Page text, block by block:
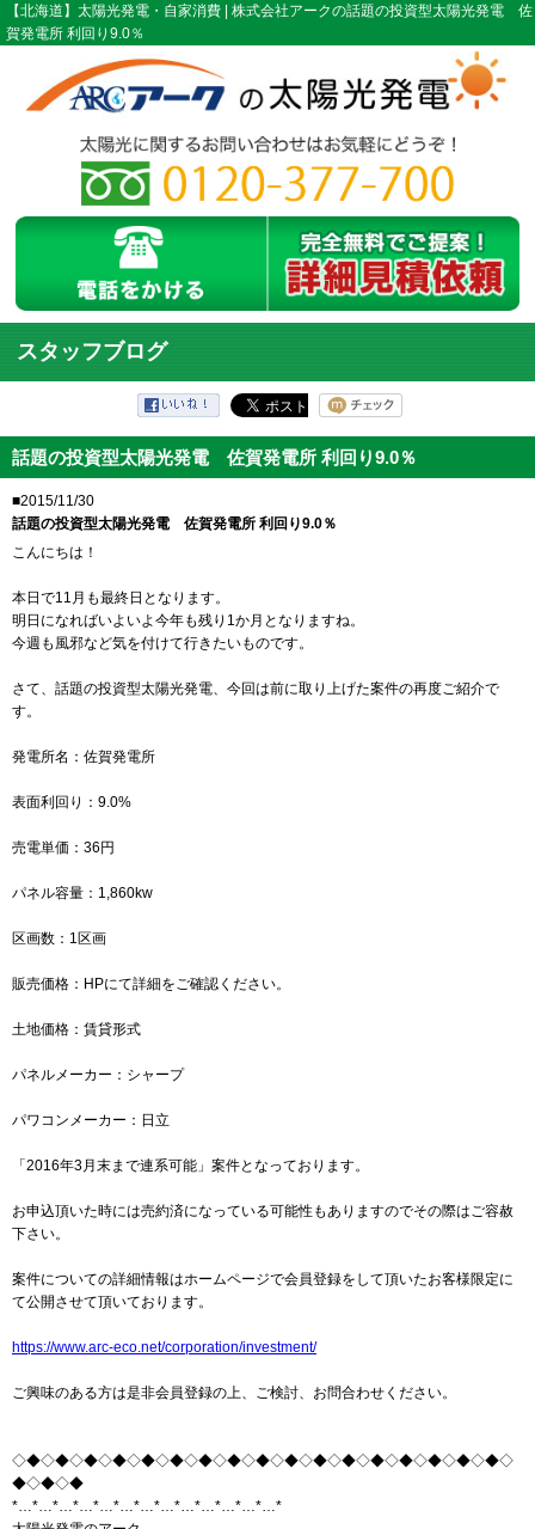
【北海道】太陽光発電・自家消費 | 株式会社アークの話題の投資型太陽光発電 佐
賀発電所 利回り9.0％
スタッフブログ
話題の投資型太陽光発電 佐賀発電所 利回り9.0％
■2015/11/30
話題の投資型太陽光発電 佐賀発電所 利回り9.0％
こんにちは！
本日で11月も最終日となります。
明日になればいよいよ今年も残り1か月となりますね。
今週も風邪など気を付けて行きたいものです。
さて、話題の投資型太陽光発電、今回は前に取り上げた案件の再度ご紹介で
す。
発電所名：佐賀発電所
表面利回り：9.0%
売電単価：36円
パネル容量：1,860kw
区画数：1区画
販売価格：HPにて詳細をご確認ください。
土地価格：賃貸形式
パネルメーカー：シャープ
パワコンメーカー：日立
「2016年3月末まで連系可能」案件となっております。
お申込頂いた時には売約済になっている可能性もありますのでその際はご容赦
下さい。
案件についての詳細情報はホームページで会員登録をして頂いたお客様限定に
て公開させて頂いております。
https://www.arc-eco.net/corporation/investment/
ご興味のある方は是非会員登録の上、ご検討、お問合わせください。
◇◆◇◆◇◆◇◆◇◆◇◆◇◆◇◆◇◆◇◆◇◆◇◆◇◆◇◆◇◆◇◆◇◆◇
◆◇◆◇◆
*…*…*…*…*…*…*…*…*…*…*…*…*…*